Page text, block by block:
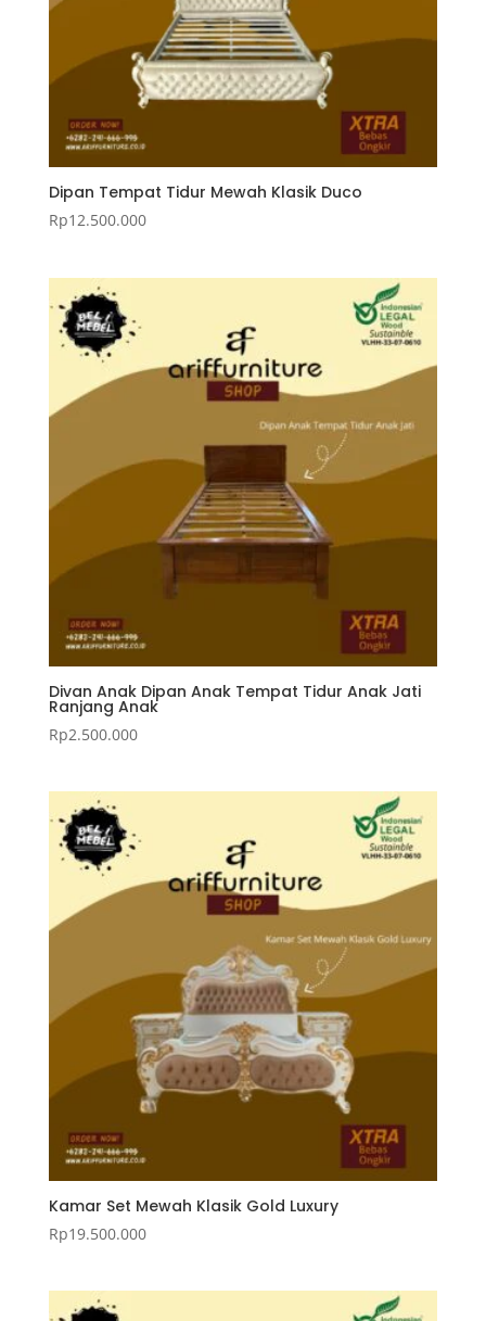
Dipan Tempat Tidur Mewah Klasik Duco
Rp12.500.000
Divan Anak Dipan Anak Tempat Tidur Anak Jati
Ranjang Anak
Rp2.500.000
Kamar Set Mewah Klasik Gold Luxury
Rp19.500.000